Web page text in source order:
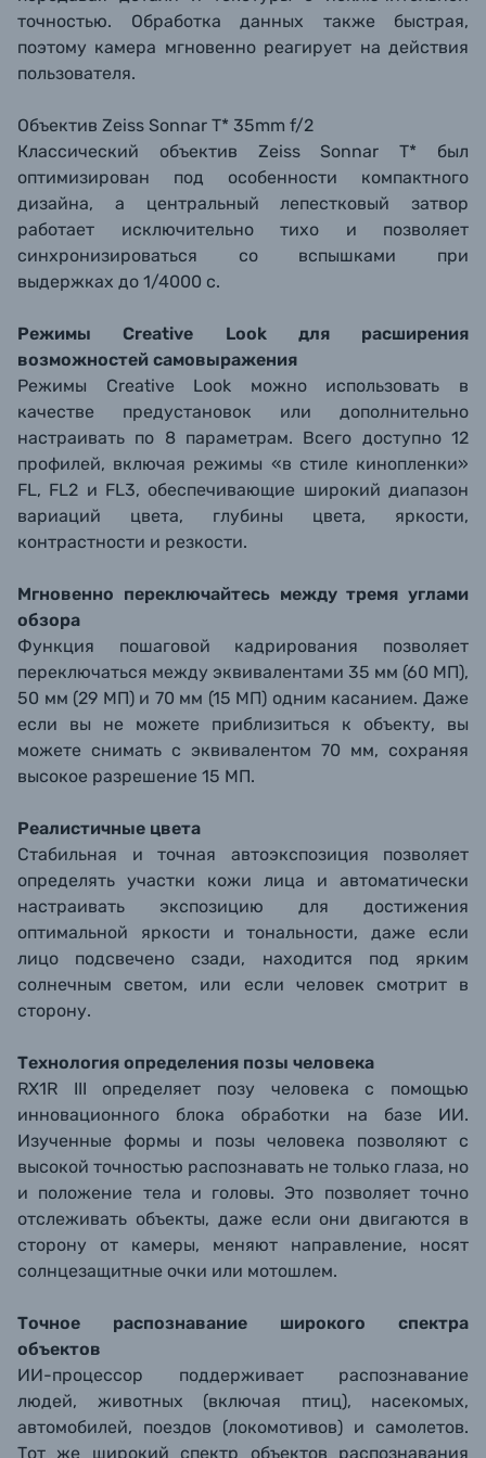
точностью. Обработка данных также быстрая,
поэтому камера мгновенно реагирует на действия
пользователя.
Объектив Zeiss Sonnar T* 35mm f/2
Классический объектив Zeiss Sonnar T* был
оптимизирован под особенности компактного
дизайна, а центральный лепестковый затвор
работает исключительно тихо и позволяет
синхронизироваться со вспышками при
выдержках до 1/4000 с.
Режимы Creative Look для расширения
возможностей самовыражения
Режимы Creative Look можно использовать в
качестве предустановок или дополнительно
настраивать по 8 параметрам. Всего доступно 12
профилей, включая режимы «в стиле кинопленки»
FL, FL2 и FL3, обеспечивающие широкий диапазон
вариаций цвета, глубины цвета, яркости,
контрастности и резкости.
Мгновенно переключайтесь между тремя углами
обзора
Функция пошаговой кадрирования позволяет
переключаться между эквивалентами 35 мм (60 МП),
50 мм (29 МП) и 70 мм (15 МП) одним касанием. Даже
если вы не можете приблизиться к объекту, вы
можете снимать с эквивалентом 70 мм, сохраняя
высокое разрешение 15 МП.
Реалистичные цвета
Стабильная и точная автоэкспозиция позволяет
определять участки кожи лица и автоматически
настраивать экспозицию для достижения
оптимальной яркости и тональности, даже если
лицо подсвечено сзади, находится под ярким
солнечным светом, или если человек смотрит в
сторону.
Технология определения позы человека
RX1R III определяет позу человека с помощью
инновационного блока обработки на базе ИИ.
Изученные формы и позы человека позволяют с
высокой точностью распознавать не только глаза, но
и положение тела и головы. Это позволяет точно
отслеживать объекты, даже если они двигаются в
сторону от камеры, меняют направление, носят
солнцезащитные очки или мотошлем.
Точное распознавание широкого спектра
объектов
ИИ-процессор поддерживает распознавание
людей, животных (включая птиц), насекомых,
автомобилей, поездов (локомотивов) и самолетов.
Тот же широкий спектр объектов распознавания